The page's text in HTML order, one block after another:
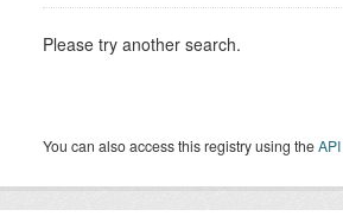
Please try another search.
You can also access this registry using theAPI